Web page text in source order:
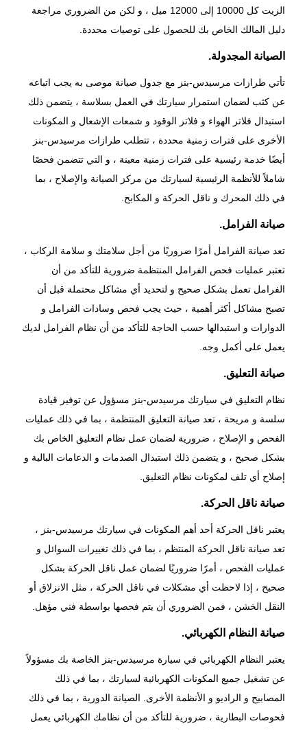
الزيت كل 10000 إلى 12000 ميل ، و لكن من الضروري مراجعة
دليل المالك الخاص بك للحصول على توصيات محددة.
الصيانة المجدولة.
تأتي طرازات مرسيدس-بنز مع جدول صيانة موصى به يجب اتباعه
عن كثب لضمان استمرار سيارتك في العمل بسلاسة ، يتضمن ذلك
استبدال فلاتر الهواء و فلاتر الوقود و شمعات الإشعال و المكونات
الأخرى على فترات زمنية محددة ، تتطلب طرازات مرسيدس-بنز
أيضًا خدمة رئيسية على فترات زمنية معينة ، و التي تتضمن فحصًا
شاملاً للأنظمة الرئيسية لسيارتك من مركز الصيانة والإصلاح ، بما
في ذلك المحرك و ناقل الحركة و المكابح.
صيانة الفرامل.
تعد صيانة الفرامل أمرًا ضروريًا من أجل سلامتك و سلامة الركاب ،
تعتبر عمليات فحص الفرامل المنتظمة ضرورية للتأكد من أن
الفرامل تعمل بشكل صحيح و لتحديد أي مشاكل محتملة قبل أن
تصبح مشاكل أكثر أهمية ، حيث يجب فحص وسادات الفرامل و
الدوارات و استبدالها حسب الحاجة للتأكد من أن نظام الفرامل لديك
يعمل على أكمل وجه.
صيانة التعليق.
نظام التعليق في سيارتك مرسيدس-بنز مسؤول عن توفير قيادة
سلسة و مريحة ، تعد صيانة التعليق المنتظمة ، بما في ذلك عمليات
الفحص و الإصلاح ، ضرورية لضمان عمل نظام التعليق الخاص بك
بشكل صحيح ، و يتضمن ذلك استبدال الصدمات و الدعامات البالية و
إصلاح أي تلف لمكونات نظام التعليق.
صيانة ناقل الحركة.
يعتبر ناقل الحركة أحد أهم المكونات في سيارتك مرسيدس-بنز ،
تعد صيانة ناقل الحركة المنتظم ، بما في ذلك تغييرات السوائل و
عمليات الفحص ، أمرًا ضروريًا لضمان عمل ناقل الحركة بشكل
صحيح ، إذا لاحظت أي مشكلات في ناقل الحركة ، مثل الانزلاق أو
النقل الخشن ، فمن الضروري أن يتم فحصها بواسطة فني مؤهل.
صيانة النظام الكهربائي.
يعتبر النظام الكهربائي في سيارة مرسيدس-بنز الخاصة بك مسؤولاً
عن تشغيل جميع المكونات الكهربائية لسيارتك ، بما في ذلك
المصابيح و الراديو و الأنظمة الأخرى. الصيانة الدورية ، بما في ذلك
فحوصات البطارية ، ضرورية للتأكد من أن نظامك الكهربائي يعمل